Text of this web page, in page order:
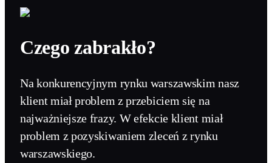
Czego zabrakło?
Na konkurencyjnym rynku warszawskim nasz
klient miał problem z przebiciem się na
najważniejsze frazy. W efekcie klient miał
problem z pozyskiwaniem zleceń z rynku
warszawskiego.